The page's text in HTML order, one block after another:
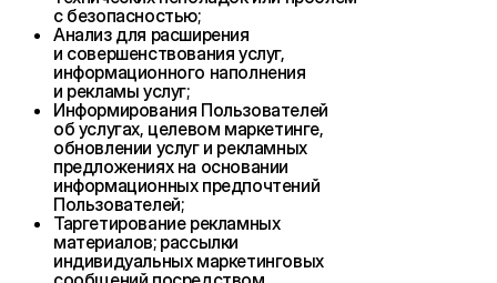
с безопасностью;
Анализ для расширения
и совершенствования услуг,
информационного наполнения
и рекламы услуг;
Информирования Пользователей
об услугах, целевом маркетинге,
обновлении услуг и рекламных
предложениях на основании
информационных предпочтений
Пользователей;
Таргетирование рекламных
материалов; рассылки
индивидуальных маркетинговых